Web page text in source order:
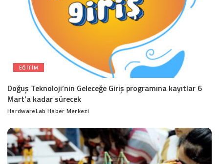
EĞITIM
Doğuş Teknoloji’nin Geleceğe Giriş programına kayıtlar 6
Mart’a kadar sürecek
Posted
HardwareLab Haber Merkezi